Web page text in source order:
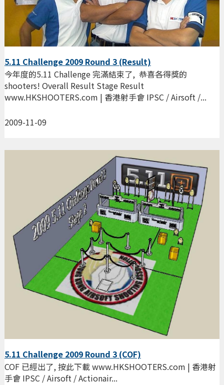
5.11 Challenge 2009 Round 3 (Result)
2009-11-09
今年度的5.11 Challenge 完滿結束了, 恭喜各得獎的
shooters! Overall Result Stage Result
www.HKSHOOTERS.com | 香港射手會 IPSC / Airsoft /...
5.11 Challenge 2009 Round 3 (COF)
COF 已經出了, 按此下載 www.HKSHOOTERS.com | 香港射
手會 IPSC / Airsoft / Actionair...